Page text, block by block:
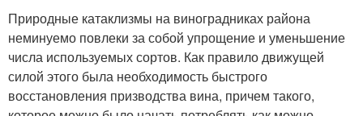
Природные катаклизмы на виноградниках района
неминуемо повлеки за собой упрощение и уменьшение
числа используемых сортов. Как правило движущей
силой этого была необходимость быстрого
восстановления призводства вина, причем такого,